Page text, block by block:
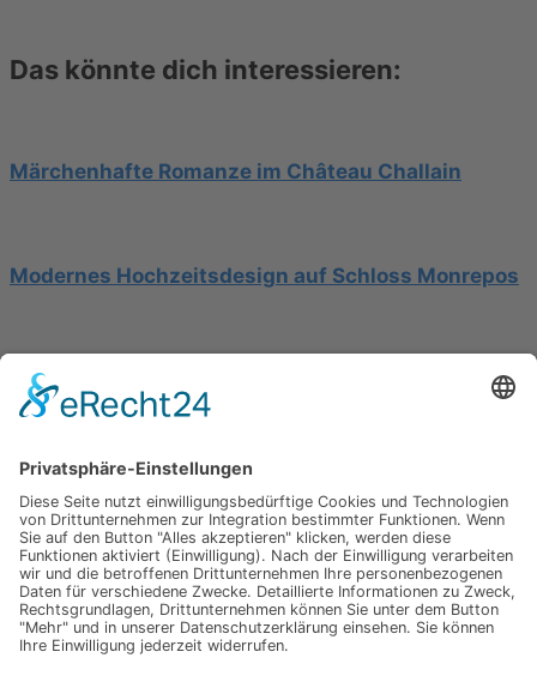
Das könnte dich interessieren:
Märchenhafte Romanze im Château Challain
Modernes Hochzeitsdesign auf Schloss Monrepos
Hochzeit am Gardasee auf einer Segelyacht
Impressum
Werbung
About
Einsendung
AGB
Datenschutzerklärung